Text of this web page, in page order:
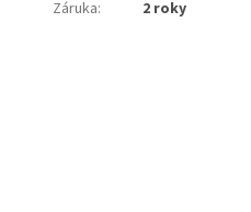
Záruka: 2 roky